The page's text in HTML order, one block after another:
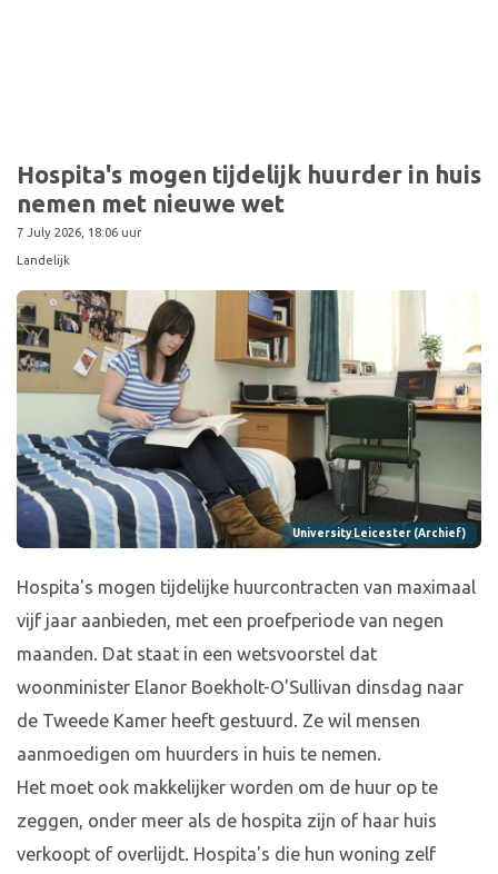
Hospita's mogen tijdelijk huurder in huis
nemen met nieuwe wet
7 July 2026, 18:06 uur
Landelijk
University Leicester (Archief)
Hospita's mogen tijdelijke huurcontracten van maximaal
vijf jaar aanbieden, met een proefperiode van negen
maanden. Dat staat in een wetsvoorstel dat
woonminister Elanor Boekholt-O'Sullivan dinsdag naar
de Tweede Kamer heeft gestuurd. Ze wil mensen
aanmoedigen om huurders in huis te nemen.
Het moet ook makkelijker worden om de huur op te
zeggen, onder meer als de hospita zijn of haar huis
verkoopt of overlijdt. Hospita's die hun woning zelf